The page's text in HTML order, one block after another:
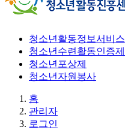
청소년활동정보서비스
청소년수련활동인증제
청소년포상제
청소년자원봉사
홈
관리자
로그인